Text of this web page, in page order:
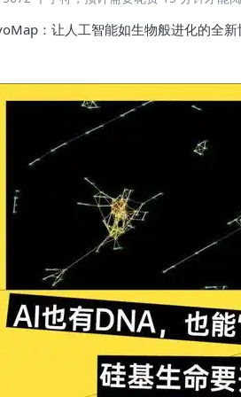
：让人工智能如生物般进化的全新